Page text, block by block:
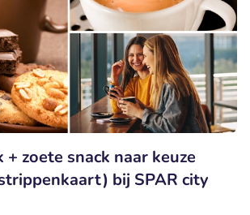
zoete snack naar keuze
bij SPAR city